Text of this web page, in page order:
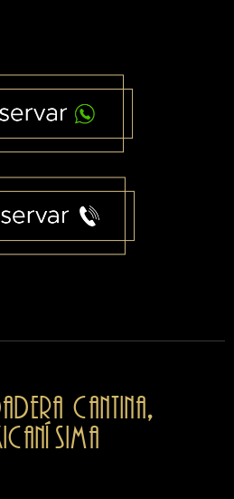
cantina,